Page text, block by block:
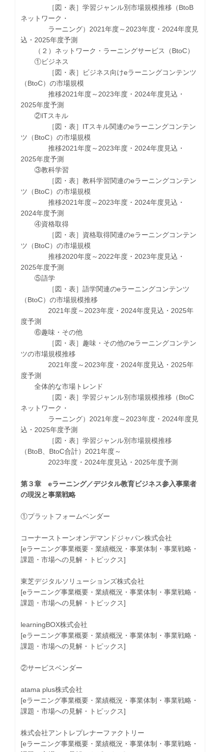
［図・表］学習ジャンル別市場規模推移（BtoB
ネットワーク・
ラーニング）2021年度～2023年度・2024年度見
込・2025年度予測
（２）ネットワーク・ラーニングサービス（BtoC）
①ビジネス
［図・表］ビジネス向けeラーニングコンテンツ
（BtoC）の市場規模
推移2021年度～2023年度・2024年度見込・
2025年度予測
②ITスキル
［図・表］ITスキル関連のeラーニングコンテン
ツ（BtoC）の市場規模
推移2021年度～2023年度・2024年度見込・
2025年度予測
③教科学習
［図・表］教科学習関連のeラーニングコンテン
ツ（BtoC）の市場規模
推移2021年度～2023年度・2024年度見込・
2024年度予測
④資格取得
［図・表］資格取得関連のeラーニングコンテン
ツ（BtoC）の市場規模
推移2020年度～2022年度・2023年度見込・
2025年度予測
⑤語学
［図・表］語学関連のeラーニングコンテンツ
（BtoC）の市場規模推移
2021年度～2023年度・2024年度見込・2025年
度予測
⑥趣味・その他
［図・表］趣味・その他のeラーニングコンテン
ツの市場規模推移
2021年度～2023年度・2024年度見込・2025年
度予測
全体的な市場トレンド
［図・表］学習ジャンル別市場規模推移（BtoC
ネットワーク・
ラーニング）2021年度～2023年度・2024年度見
込・2025年度予測
［図・表］学習ジャンル別市場規模推移
（BtoB、BtoC合計）2021年度～
2023年度・2024年度見込・2025年度予測
第３章 eラーニング／デジタル教育ビジネス参入事業者
の現況と事業戦略
①プラットフォームベンダー
コーナーストーンオンデマンドジャパン株式会社
[eラーニング事業概要・業績概況・事業体制・事業戦略・
課題・市場への見解・トピックス]
東芝デジタルソリューションズ株式会社
[eラーニング事業概要・業績概況・事業体制・事業戦略・
課題・市場への見解・トピックス]
learningBOX株式会社
[eラーニング事業概要・業績概況・事業体制・事業戦略・
課題・市場への見解・トピックス]
②サービスベンダー
atama plus株式会社
[eラーニング事業概要・業績概況・事業体制・事業戦略・
課題・市場への見解・トピックス]
株式会社アントレプレナーファクトリー
[eラーニング事業概要・業績概況・事業体制・事業戦略・